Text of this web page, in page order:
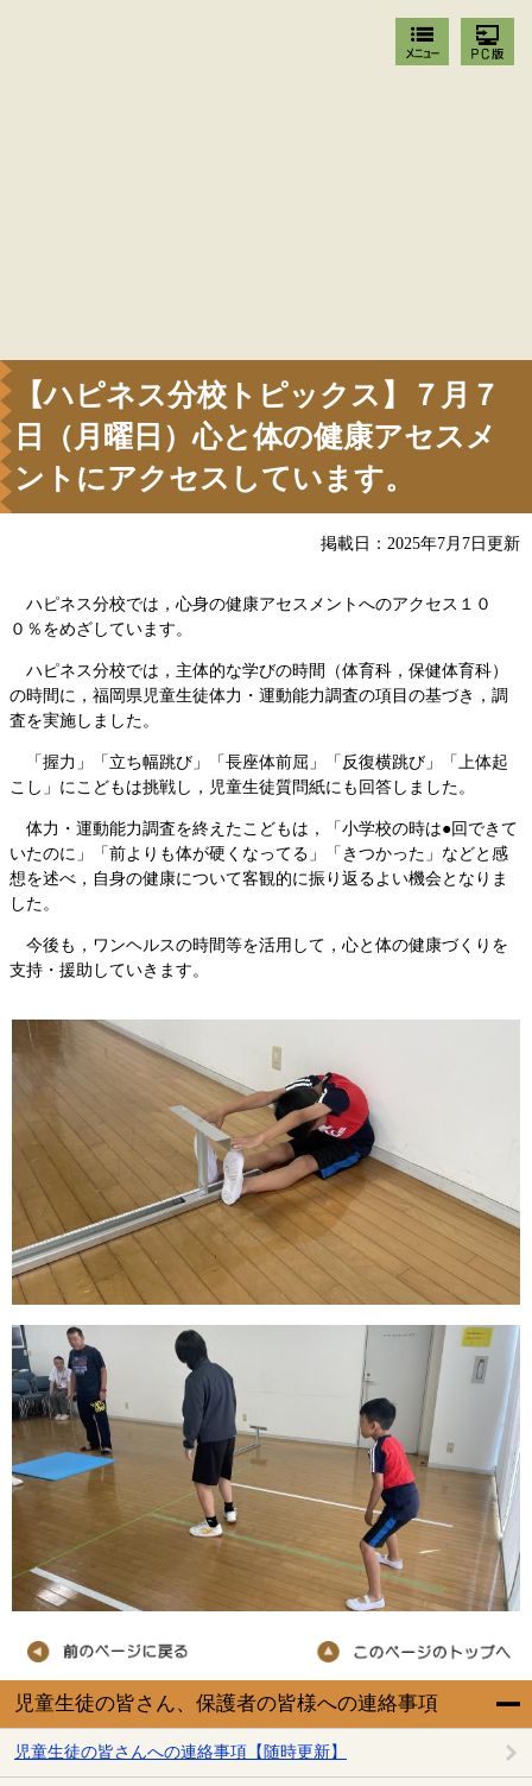
児童生徒の皆さん、保護者の皆様への連絡事項
児童生徒の皆さんへの連絡事項【随時更新】
【ハピネス分校トピックス】７月７
日（月曜日）心と体の健康アセスメ
ントにアクセスしています。
掲載日：2025年7月7日更新
ハピネス分校では，心身の健康アセスメントへのアクセス１０
０％をめざしています。
ハピネス分校では，主体的な学びの時間（体育科，保健体育科）
の時間に，福岡県児童生徒体力・運動能力調査の項目の基づき，調
査を実施しました。
「握力」「立ち幅跳び」「長座体前屈」「反復横跳び」「上体起
こし」にこどもは挑戦し，児童生徒質問紙にも回答しました。
体力・運動能力調査を終えたこどもは，「小学校の時は●回できて
いたのに」「前よりも体が硬くなってる」「きつかった」などと感
想を述べ，自身の健康について客観的に振り返るよい機会となりま
した。
今後も，ワンヘルスの時間等を活用して，心と体の健康づくりを
支持・援助していきます。